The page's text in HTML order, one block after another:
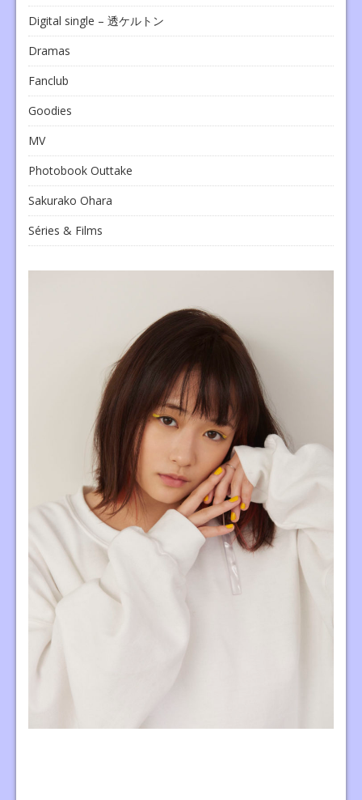
Digital single – 透ケルトン
Dramas
Fanclub
Goodies
MV
Photobook Outtake
Sakurako Ohara
Séries & Films